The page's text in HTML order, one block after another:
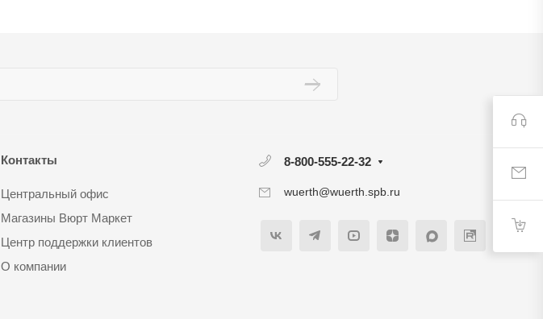
Контакты
Центральный офис
Магазины Вюрт Маркет
Центр поддержки клиентов
О компании
8-800-555-22-32
wuerth@wuerth.spb.ru